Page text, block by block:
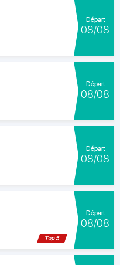
Départ
08/08
Départ
08/08
Départ
08/08
Départ
08/08